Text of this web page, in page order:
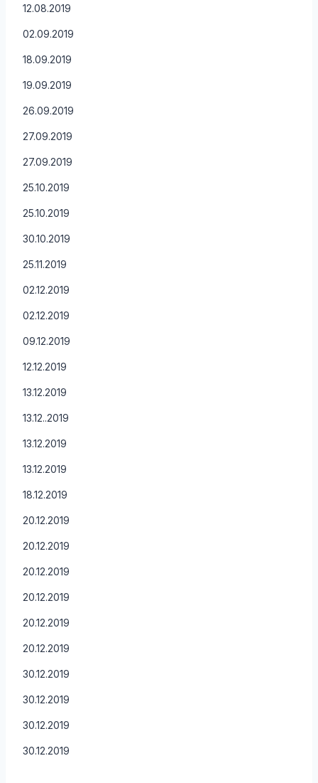
12.08.2019
02.09.2019
18.09.2019
19.09.2019
26.09.2019
27.09.2019
27.09.2019
25.10.2019
25.10.2019
30.10.2019
25.11.2019
02.12.2019
02.12.2019
09.12.2019
12.12.2019
13.12.2019
13.12..2019
13.12.2019
13.12.2019
18.12.2019
20.12.2019
20.12.2019
20.12.2019
20.12.2019
20.12.2019
20.12.2019
30.12.2019
30.12.2019
30.12.2019
30.12.2019